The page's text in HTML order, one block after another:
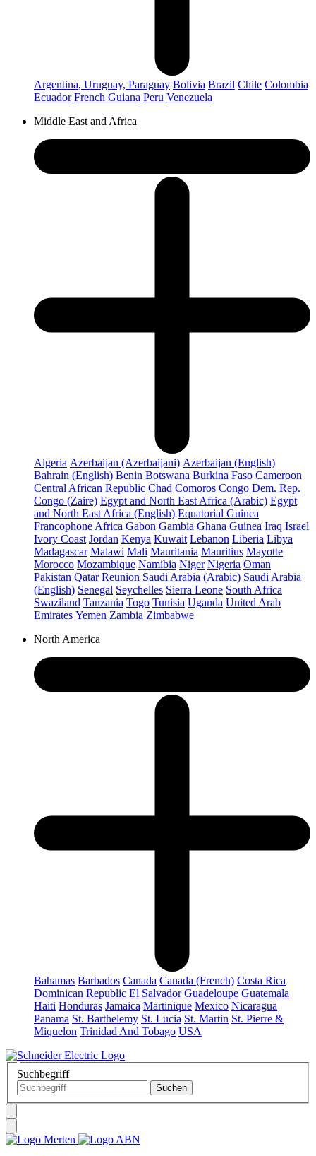
Argentina, Uruguay, Paraguay Bolivia Brazil Chile Colombia
Ecuador French Guiana Peru Venezuela
Middle East and Africa
Algeria Azerbaijan (Azerbaijani) Azerbaijan (English)
Bahrain (English) Benin Botswana Burkina Faso Cameroon
Central African Republic Chad Comoros Congo Dem. Rep.
Congo (Zaire) Egypt and North East Africa (Arabic) Egypt
and North East Africa (English) Equatorial Guinea
Francophone Africa Gabon Gambia Ghana Guinea Iraq Israel
Ivory Coast Jordan Kenya Kuwait Lebanon Liberia Libya
Madagascar Malawi Mali Mauritania Mauritius Mayotte
Morocco Mozambique Namibia Niger Nigeria Oman
Pakistan Qatar Reunion Saudi Arabia (Arabic) Saudi Arabia
(English) Senegal Seychelles Sierra Leone South Africa
Swaziland Tanzania Togo Tunisia Uganda United Arab
Emirates Yemen Zambia Zimbabwe
North America
Bahamas Barbados Canada Canada (French) Costa Rica
Dominican Republic El Salvador Guadeloupe Guatemala
Haiti Honduras Jamaica Martinique Mexico Nicaragua
Panama St. Barthelemy St. Lucia St. Martin St. Pierre &
Miquelon Trinidad And Tobago USA
Suchbegriff